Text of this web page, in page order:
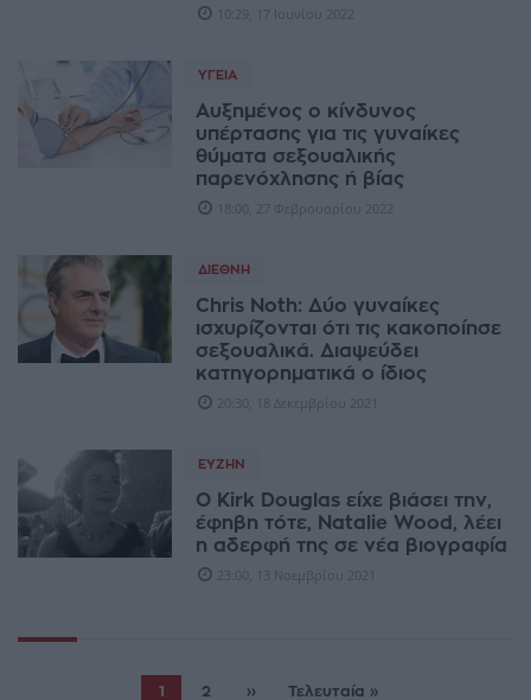
10:29, 17 Ιουνίου 2022
ΥΓΕΊΑ
Αυξημένος ο κίνδυνος
υπέρτασης για τις γυναίκες
θύματα σεξουαλικής
παρενόχλησης ή βίας
18:00, 27 Φεβρουαρίου 2022
ΔΙΕΘΝΉ
Chris Noth: Δύο γυναίκες
ισχυρίζονται ότι τις κακοποίησε
σεξουαλικά. Διαψεύδει
κατηγορηματικά ο ίδιος
20:30, 18 Δεκεμβρίου 2021
ΕΥΖΗΝ
Ο Kirk Douglas είχε βιάσει την,
έφηβη τότε, Natalie Wood, λέει
η αδερφή της σε νέα βιογραφία
23:00, 13 Νοεμβρίου 2021
1 2 ›› Τελευταία »